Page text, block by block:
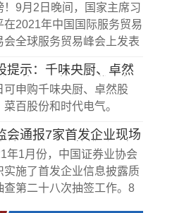
计划变更为在精选层挂牌。
！9月2日晚间，国家主席习
在2021年中国国际服务贸易
会全球服务贸易峰会上发表
提示：千味央厨、卓然
、菜百股份、时代电气
申购
可申购千味央厨、卓然股
菜百股份和时代电气。
会通报7家首发企业现场
情况 下一步将推动现场
常态化规范化
年1月份，中国证券业协会
实施了首发企业信息披露质
查第二十八次抽签工作。8